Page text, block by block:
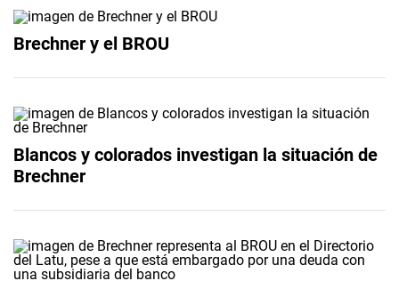
Brechner y el BROU
Blancos y colorados investigan la situación de
Brechner